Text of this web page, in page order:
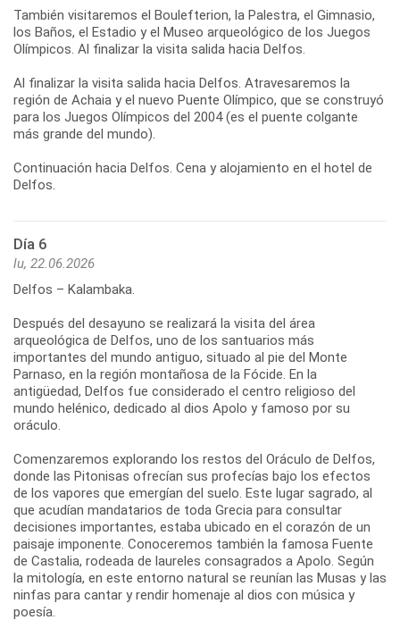
También visitaremos el Boulefterion, la Palestra, el Gimnasio,
los Baños, el Estadio y el Museo arqueológico de los Juegos
Olímpicos. Al finalizar la visita salida hacia Delfos.
Al finalizar la visita salida hacia Delfos. Atravesaremos la
región de Achaia y el nuevo Puente Olímpico, que se construyó
para los Juegos Olímpicos del 2004 (es el puente colgante
más grande del mundo).
Continuación hacia Delfos. Cena y alojamiento en el hotel de
Delfos.
Día 6
lu, 22.06.2026
Delfos – Kalambaka.
Después del desayuno se realizará la visita del área
arqueológica de Delfos, uno de los santuarios más
importantes del mundo antiguo, situado al pie del Monte
Parnaso, en la región montañosa de la Fócide. En la
antigüedad, Delfos fue considerado el centro religioso del
mundo helénico, dedicado al dios Apolo y famoso por su
oráculo.
Comenzaremos explorando los restos del Oráculo de Delfos,
donde las Pitonisas ofrecían sus profecías bajo los efectos
de los vapores que emergían del suelo. Este lugar sagrado, al
que acudían mandatarios de toda Grecia para consultar
decisiones importantes, estaba ubicado en el corazón de un
paisaje imponente. Conoceremos también la famosa Fuente
de Castalia, rodeada de laureles consagrados a Apolo. Según
la mitología, en este entorno natural se reunían las Musas y las
ninfas para cantar y rendir homenaje al dios con música y
poesía.